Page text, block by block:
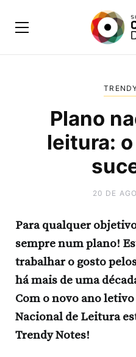
Plano
leitura:
20 DE
Para qualquer
sempre num plano!
trabalhar o gosto
há mais de uma
Com o novo ano
Nacional de Leitura
Trendy Notes!